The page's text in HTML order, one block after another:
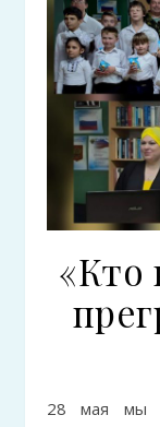
«Кто
28 мая мы отмечаем День пограничника –